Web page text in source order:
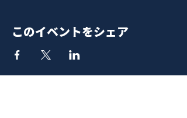
このイベントをシェア